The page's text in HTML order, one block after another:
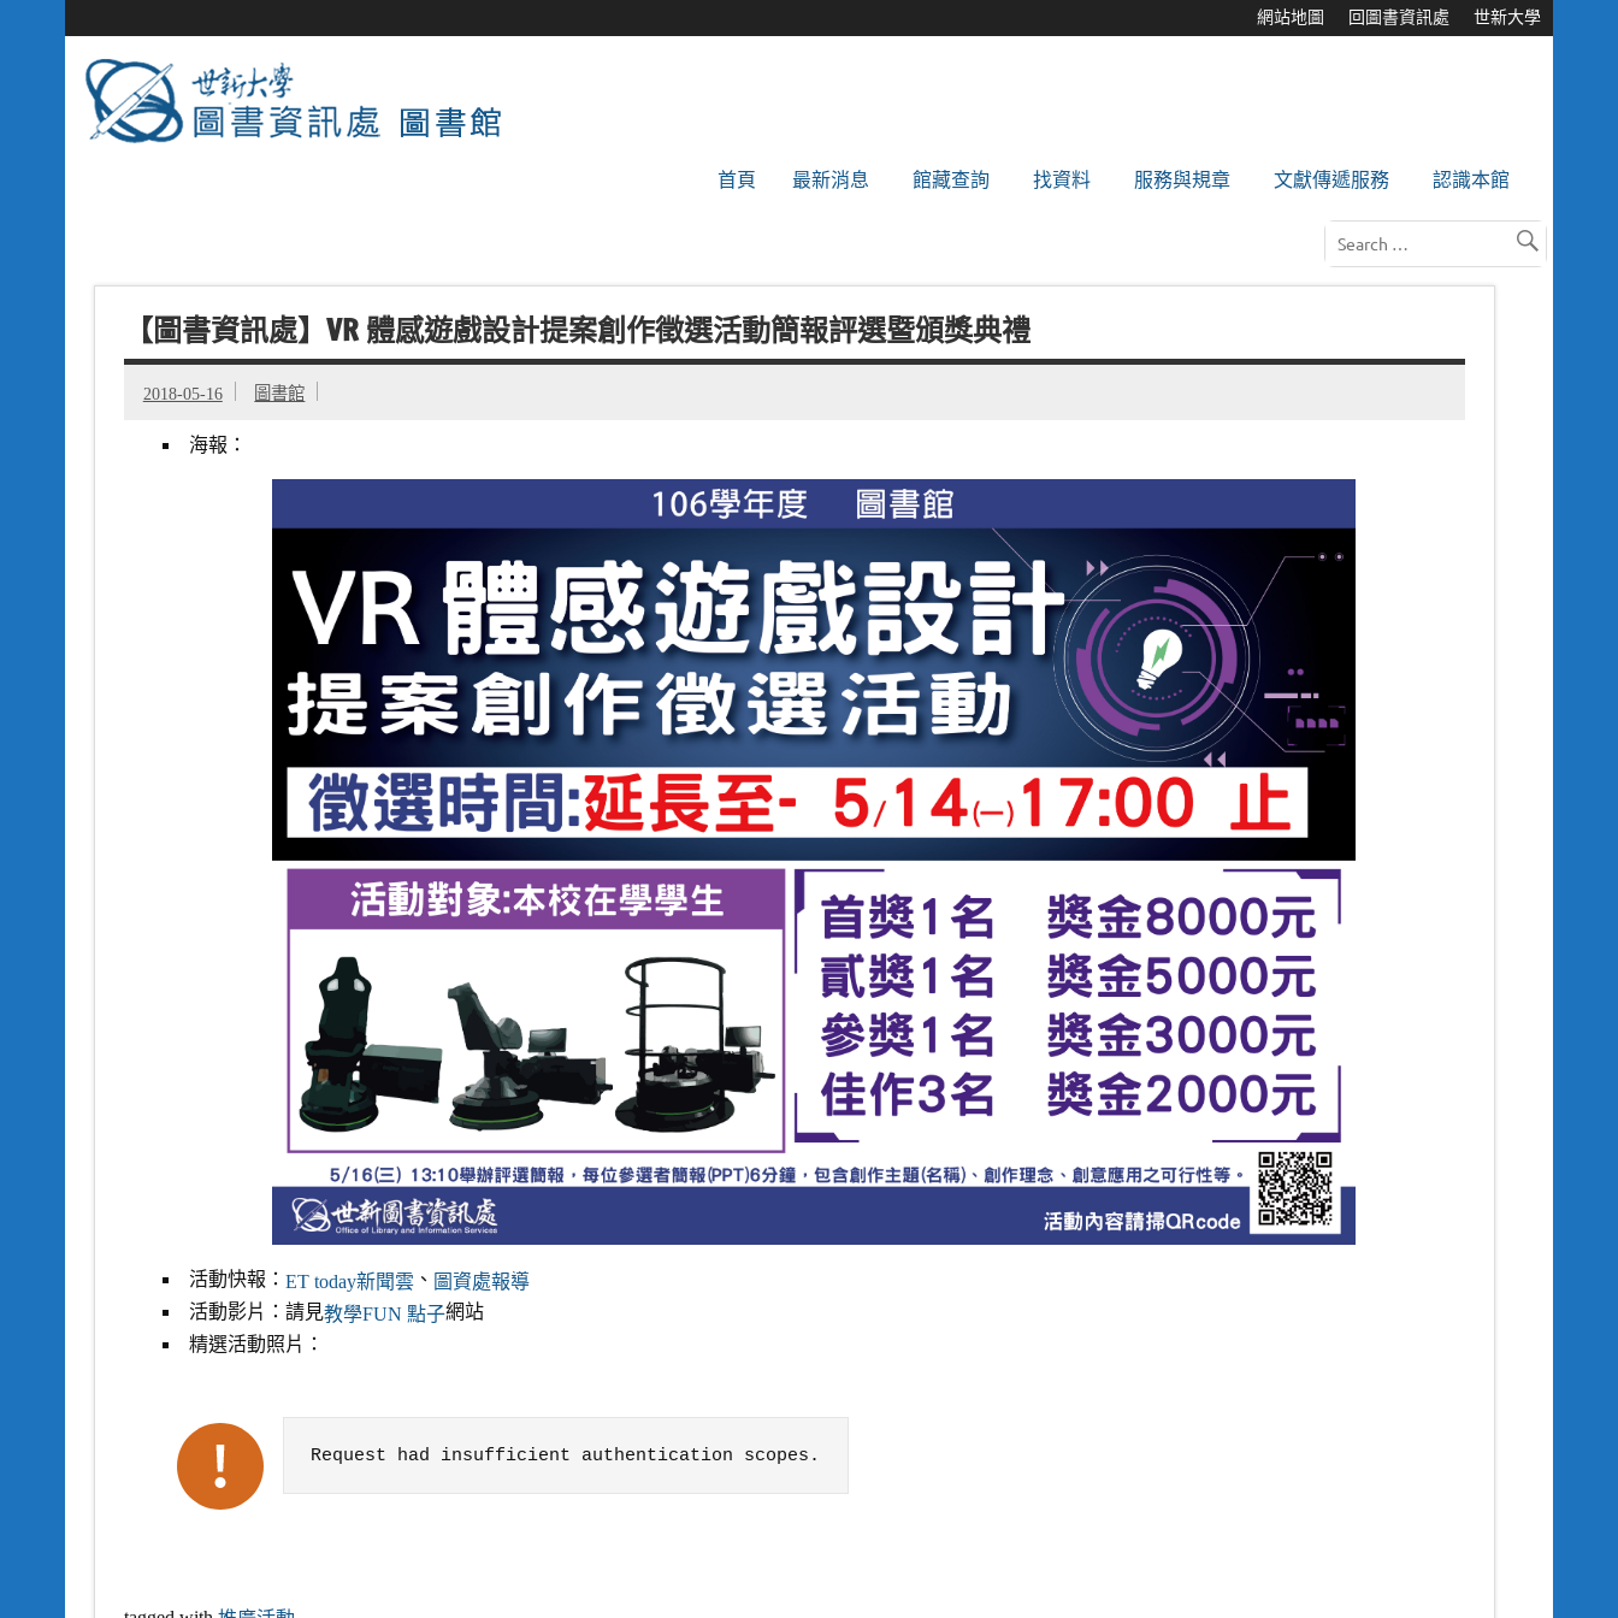
網站地圖 回圖書資訊處 世新大學
首頁 最新消息 館藏查詢 找資料 服務與規章 文獻傳遞服務 認識本館
【圖書資訊處】VR 體感遊戲設計提案創作徵選活動簡報評選暨頒獎典禮
2018-05-16 圖書館
海報：
活動快報： ET today新聞雲 、 圖資處報導
活動影片：請見教學FUN 點子網站
精選活動照片：
Failed to get data. Error:
Request had insufficient authentication scopes.